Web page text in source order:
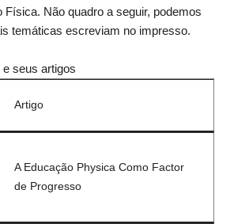
Física. Não quadro a seguir, podemos
temáticas escreviam no impresso.
seus artigos
Artigo
A Educação Physica Como Factor
de Progresso